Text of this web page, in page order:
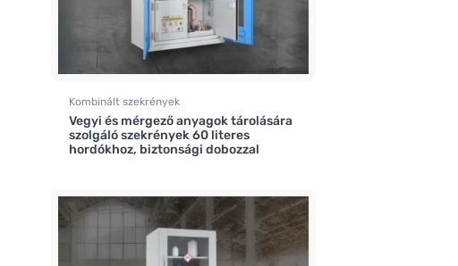
Kombinált szekrények
Vegyi és mérgező anyagok tárolására
szolgáló szekrények 60 literes
hordókhoz, biztonsági dobozzal